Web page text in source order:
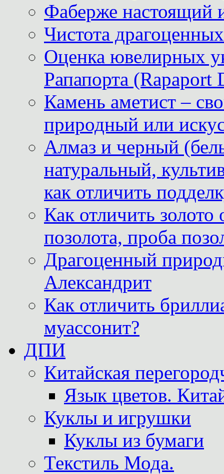
Фаберже настоящий
Чистота
Оценка ювелирных
Рапапорта (Rapaport
Камень аметист –
природный или
Алмаз и черный
натуральный,
как отличить
Как отличить
позолота, проба
Драгоценный
Александрит
Как отличить
муассонит?
ДПИ
Китайская
Язык цветов.
Куклы и игрушки
Куклы из бумаги
Текстиль Мода.